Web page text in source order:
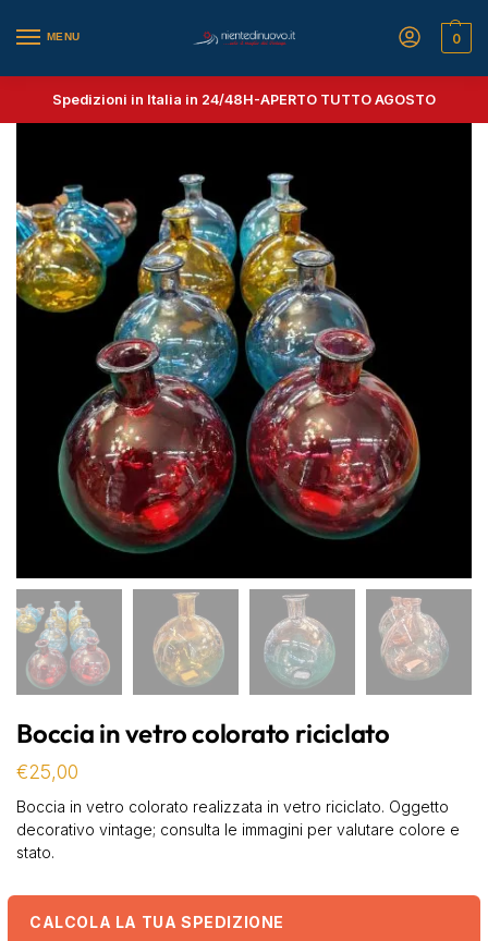
MENU 0
Spedizioni in Italia in 24/48H-APERTO TUTTO AGOSTO
Boccia in vetro colorato riciclato
€25,00
Boccia in vetro colorato realizzata in vetro riciclato. Oggetto
decorativo vintage; consulta le immagini per valutare colore e
stato.
CALCOLA LA TUA SPEDIZIONE